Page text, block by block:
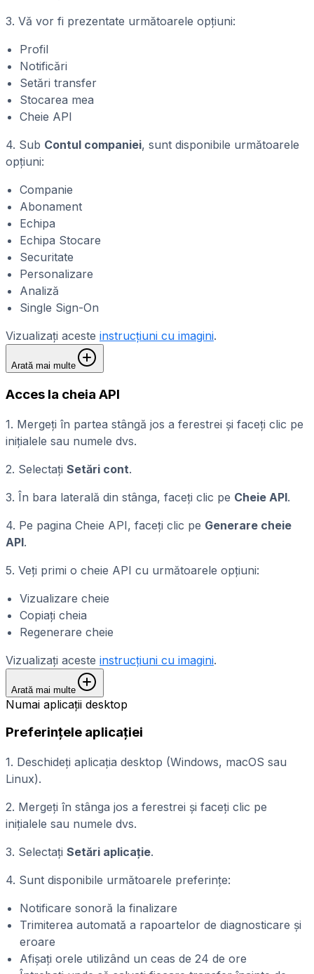
3. Vă vor fi prezentate următoarele opțiuni:
Profil
Notificări
Setări transfer
Stocarea mea
Cheie API
4. Sub Contul companiei, sunt disponibile următoarele
opțiuni:
Companie
Abonament
Echipa
Echipa Stocare
Securitate
Personalizare
Analiză
Single Sign-On
Vizualizați aceste instrucțiuni cu imagini.
Arată mai multe
Acces la cheia API
1. Mergeți în partea stângă jos a ferestrei și faceți clic pe
inițialele sau numele dvs.
2. Selectați Setări cont.
3. În bara laterală din stânga, faceți clic pe Cheie API.
4. Pe pagina Cheie API, faceți clic pe Generare cheie
API.
5. Veți primi o cheie API cu următoarele opțiuni:
Vizualizare cheie
Copiați cheia
Regenerare cheie
Vizualizați aceste instrucțiuni cu imagini.
Arată mai multe
Numai aplicații desktop
Preferințele aplicației
1. Deschideți aplicația desktop (Windows, macOS sau
Linux).
2. Mergeți în stânga jos a ferestrei și faceți clic pe
inițialele sau numele dvs.
3. Selectați Setări aplicație.
4. Sunt disponibile următoarele preferințe:
Notificare sonoră la finalizare
Trimiterea automată a rapoartelor de diagnosticare și
eroare
Afișați orele utilizând un ceas de 24 de ore